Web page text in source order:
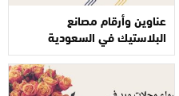
عناوين وأرقام مصانع
البلاستيك في السعودية